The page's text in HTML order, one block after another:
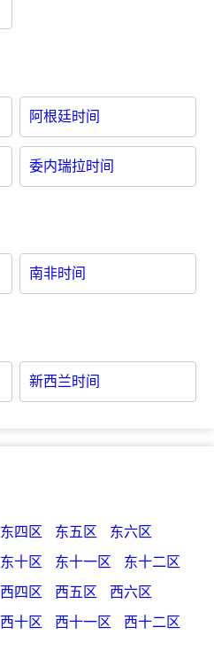
阿根廷时间
委内瑞拉时间
南非时间
新西兰时间
东四区 东五区
东六区
东十区 东十一区
东十二区
西四区 西五区
西六区
西十区 西十一区 西十二区